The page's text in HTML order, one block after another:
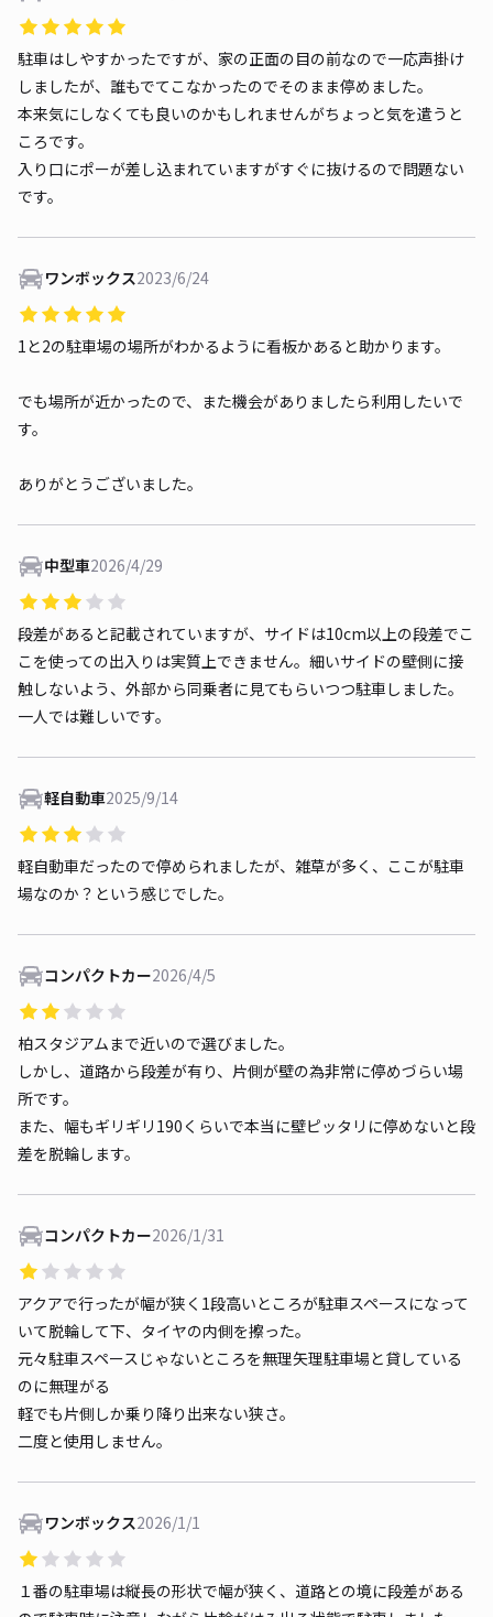
駐車はしやすかったですが、家の正面の目の前なので一応声掛け
しましたが、誰もでてこなかったのでそのまま停めました。
本来気にしなくても良いのかもしれませんがちょっと気を遣うと
ころです。
入り口にポーが差し込まれていますがすぐに抜けるので問題ない
です。
ワンボックス2023/6/24
1と2の駐車場の場所がわかるように看板かあると助かります。
でも場所が近かったので、また機会がありましたら利用したいで
す。
ありがとうございました。
中型車2026/4/29
段差があると記載されていますが、サイドは10cm以上の段差でこ
こを使っての出入りは実質上できません。細いサイドの壁側に接
触しないよう、外部から同乗者に見てもらいつつ駐車しました。
一人では難しいです。
軽自動車2025/9/14
軽自動車だったので停められましたが、雑草が多く、ここが駐車
場なのか？という感じでした。
コンパクトカー2026/4/5
柏スタジアムまで近いので選びました。
しかし、道路から段差が有り、片側が壁の為非常に停めづらい場
所です。
また、幅もギリギリ190くらいで本当に壁ピッタリに停めないと段
差を脱輪します。
コンパクトカー2026/1/31
アクアで行ったが幅が狭く1段高いところが駐車スペースになって
いて脱輪して下、タイヤの内側を擦った。
元々駐車スペースじゃないところを無理矢理駐車場と貸している
のに無理がる
軽でも片側しか乗り降り出来ない狭さ。
二度と使用しません。
ワンボックス2026/1/1
１番の駐車場は縦長の形状で幅が狭く、道路との境に段差がある